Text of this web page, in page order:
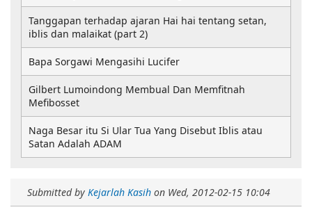
Submitted by Kejarlah Kasih on Wed, 2012-02-15 10:04
Tanggapan terhadap ajaran Hai hai tentang setan,
iblis dan malaikat (part 2)
Bapa Sorgawi Mengasihi Lucifer
Gilbert Lumoindong Membual Dan Memfitnah
Mefibosset
Naga Besar itu Si Ular Tua Yang Disebut Iblis atau
Satan Adalah ADAM